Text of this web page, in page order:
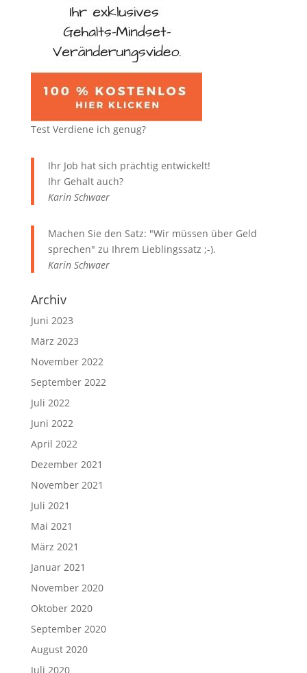
Test Verdiene ich genug?
Ihr Job hat sich prächtig entwickelt!
Ihr Gehalt auch?
Karin Schwaer
Machen Sie den Satz: "Wir müssen über Geld
sprechen" zu Ihrem Lieblingssatz ;-).
Karin Schwaer
Archiv
Juni 2023
März 2023
November 2022
September 2022
Juli 2022
Juni 2022
April 2022
Dezember 2021
November 2021
Juli 2021
Mai 2021
März 2021
Januar 2021
November 2020
Oktober 2020
September 2020
August 2020
Juli 2020